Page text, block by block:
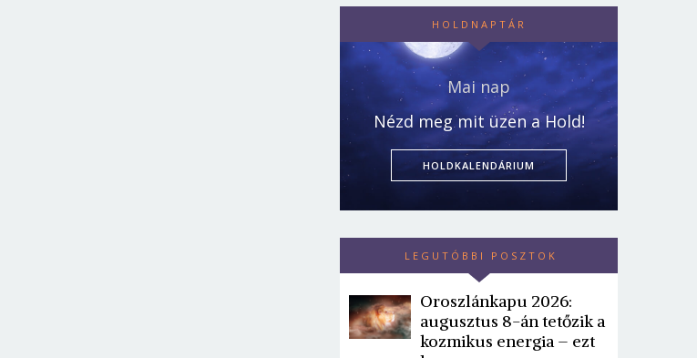
HOLDNAPTÁR
Mai nap
Nézd meg mit üzen a Hold!
HOLDKALENDÁRIUM
LEGUTÓBBI POSZTOK
Oroszlánkapu 2026:
augusztus 8-án tetőzik a
kozmikus energia – ezt